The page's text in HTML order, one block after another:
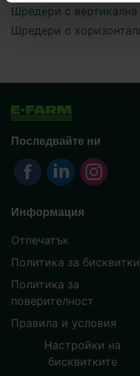
Шредери с вертикална
Шредери с
Последвайте ни
Информация
Отпечатък
Политика за
Политика за
поверителност
Правила и условия
Настройки на
бисквитките